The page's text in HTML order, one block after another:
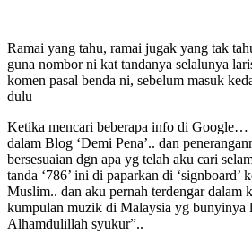
Ramai yang tahu, ramai jugak yang tak
guna nombor ni kat tandanya selalunya
komen pasal benda ni, sebelum masuk
dulu
Ketika mencari beberapa info di Google…
dalam Blog ‘Demi Pena’.. dan
bersesuaian dgn apa yg telah aku cari
tanda ‘786’ ini di paparkan di ‘signboard’
Muslim.. dan aku pernah terdengar dalam
kumpulan muzik di Malaysia yg bunyinya
Alhamdulillah syukur”..